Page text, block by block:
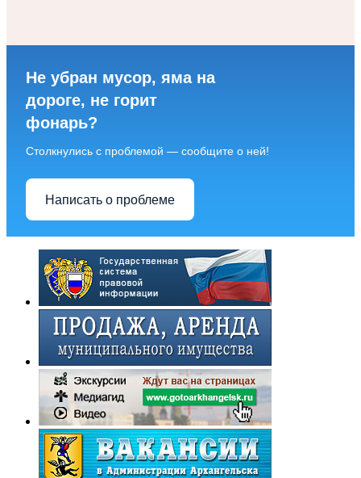
Не убран мусор, яма на
дороге, не горит
фонарь?
Столкнулись с проблемой — сообщите о ней!
Написать о проблеме